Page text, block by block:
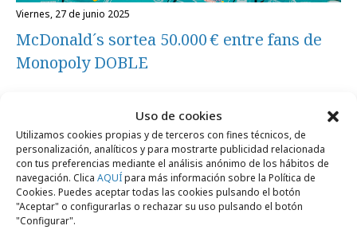
Uso de cookies
Utilizamos cookies propias y de terceros con fines técnicos, de
personalización, analíticos y para mostrarte publicidad relacionada
con tus preferencias mediante el análisis anónimo de los hábitos de
navegación. Clica AQUÍpara más información sobre la Política de
Cookies. Puedes aceptar todas las cookies pulsando el botón
"Aceptar" o configurarlas o rechazar su uso pulsando el botón
"Configurar".
viernes, 27 de junio 2025
McDonald´s sortea 50.000 € entre fans de
Monopoly DOBLE